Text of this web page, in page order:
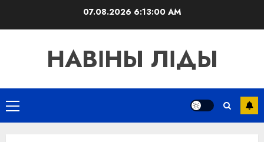
07.08.2026 6:13:00 AM
НАВІНЫ ЛІДЫ
Основное
меню